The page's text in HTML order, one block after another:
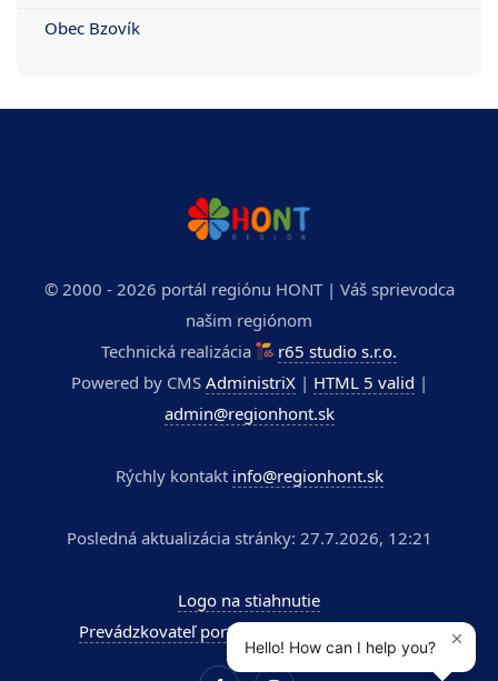
Obec Bzovík
© 2000 - 2026 portál regiónu HONT | Váš sprievodca
našim regiónom
Technická realizácia
r65 studio s.r.o.
Powered by CMS AdministriX| HTML 5 valid |
admin@regionhont.sk
Rýchly kontakt info@regionhont.sk
Posledná aktualizácia stránky: 27.7.2026, 12:21
Logo na stiahnutie
Prevádzkovateľ portálu - Kúpele Dudince a.s.